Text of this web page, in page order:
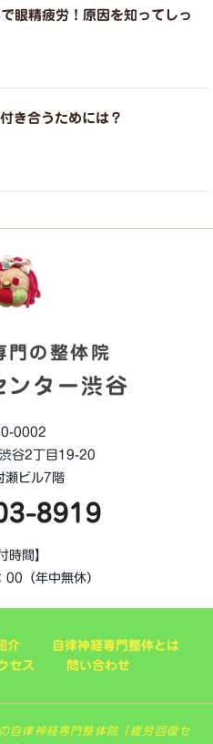
眼精疲労！原因を知ってしっ
き合うためには？
門の整体院
ンター渋谷
0002
谷2丁目19-20
瀬ビル7階
8919
時間】
（年中無休）
介
自律神経専門整体とは
セス 問い合わせ
律神経専門整体院「疲労回復セ